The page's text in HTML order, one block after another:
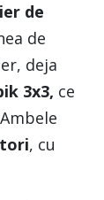
de
de
deja
3x3, ce
, cu